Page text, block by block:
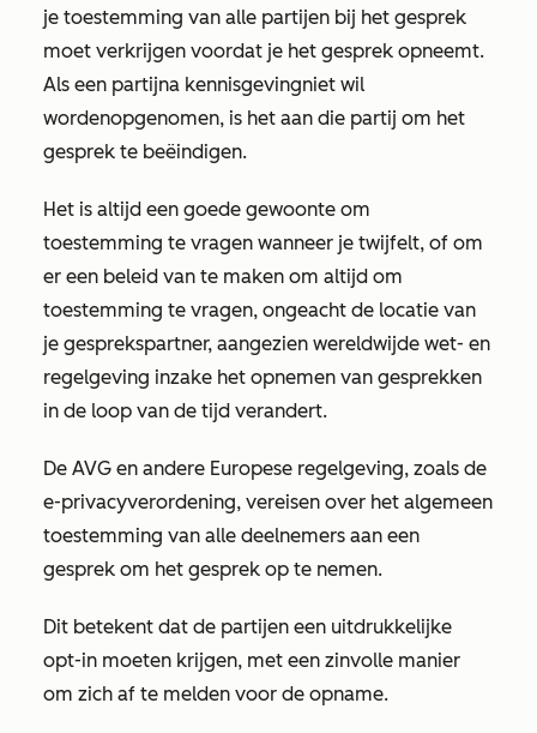
je toestemming van alle partijen bij het gesprek
moet verkrijgen voordat je het gesprek opneemt.
Als een partijna kennisgevingniet wil
wordenopgenomen, is het aan die partij om het
gesprek te beëindigen.
Het is altijd een goede gewoonte om
toestemming te vragen wanneer je twijfelt, of om
er een beleid van te maken om altijd om
toestemming te vragen, ongeacht de locatie van
je gesprekspartner, aangezien wereldwijde wet- en
regelgeving inzake het opnemen van gesprekken
in de loop van de tijd verandert.
De AVG en andere Europese regelgeving, zoals de
e-privacyverordening, vereisen over het algemeen
toestemming van alle deelnemers aan een
gesprek om het gesprek op te nemen.
Dit betekent dat de partijen een uitdrukkelijke
opt-in moeten krijgen, met een zinvolle manier
om zich af te melden voor de opname.